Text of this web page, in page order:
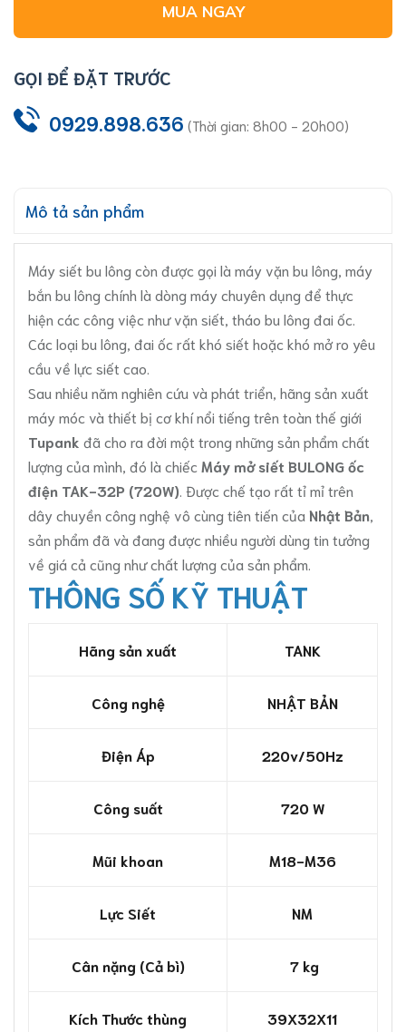
MUA NGAY
GỌI ĐỂ ĐẶT TRƯỚC
0929.898.636 (Thời gian: 8h00 - 20h00)
Mô tả sản phẩm
Máy siết bu lông còn được gọi là máy vặn bu lông, máy
bắn bu lông chính là dòng máy chuyên dụng để thực
hiện các công việc như vặn siết, tháo bu lông đai ốc.
Các loại bu lông, đai ốc rất khó siết hoặc khó mở ro yêu
cầu về lực siết cao.
Sau nhiều năm nghiên cứu và phát triển, hãng sản xuất
máy móc và thiết bị cơ khí nổi tiếng trên toàn thế giới
Tupank đã cho ra đời một trong những sản phẩm chất
lượng của mình, đó là chiếc Máy mở siết BULONG ốc
điện TAK-32P (720W) . Được chế tạo rất tỉ mỉ trên
dây chuyền công nghệ vô cùng tiên tiến của Nhật Bản
sản phẩm đã và đang được nhiều người dùng tin tưởng
về giá cả cũng như chất lượng của sản phẩm.
THÔNG SỐ KỸ THUẬT
Hãng sản xuất TANK
Công nghệ NHẬT BẢN
Điện Áp 220v/50Hz
Công suất 720 W
Mũi khoan M18-M36
Lực Siết NM
Cân nặng (Cả bì) 7 kg
Kích Thước thùng 39X32X11